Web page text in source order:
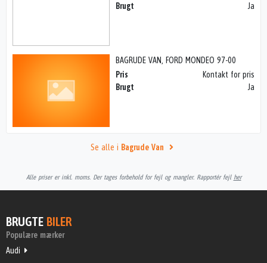
Brugt
Ja
BAGRUDE VAN, FORD MONDEO 97-00
Pris
Kontakt for pris
Brugt
Ja
Se alle i Bagrude Van
Alle priser er inkl. moms. Der tages forbehold for fejl og mangler. Rapportér fejl her
BRUGTE BILER
Populære mærker
Audi